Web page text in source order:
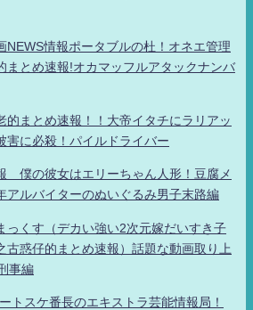
NEWS情報ポータブルの杜！オネエ管理
まとめ速報!オカマッフルアタックナンバ
的まとめ速報！！大帝イタチにラリアッ
害に必殺！パイルドライバー
僕の彼女はエリーちゃん人形！豆腐メ
アルバイターのぬいぐるみ男子末路編
っくす（デカい強い2次元嫁だいすき子
古惑仔的まとめ速報）話題な動画取り上
事編
トスケ番長のエキストラ芸能情報局！